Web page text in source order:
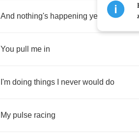
And nothing's happening yet
You pull me in
I'm doing things never would do
My pulse racing